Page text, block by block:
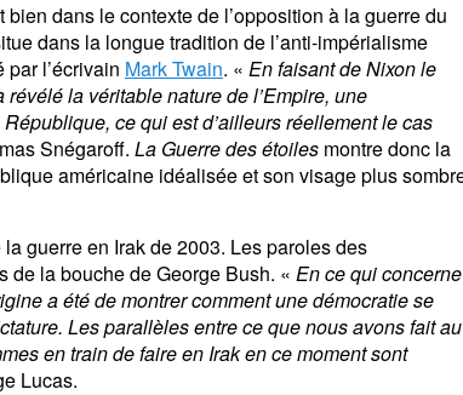
bien dans le contexte de l’opposition à la guerre du
dans la longue tradition de l’anti-impérialisme
l’écrivain Mark Twain. « En faisant de Nixon le
la véritable nature de l’Empire, une
ce qui est d’ailleurs réellement le cas
Snégaroff. La Guerre des étoiles montre donc la
américaine idéalisée et son visage plus
guerre en Irak de 2003. Les paroles des
de la bouche de George Bush. « En ce qui concerne
a été de montrer comment une démocratie se
Les parallèles entre ce que nous avons fait au
en train de faire en Irak en ce moment sont
Lucas.